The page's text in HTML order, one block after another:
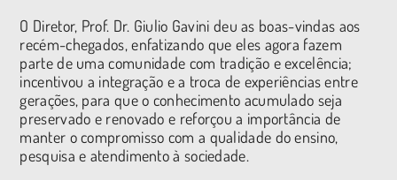
O Diretor, Prof. Dr. Giulio Gavini deu as boas-vindas aos
recém-chegados, enfatizando que eles agora fazem
parte de uma comunidade com tradição e excelência;
incentivou a integração e a troca de experiências entre
gerações, para que o conhecimento acumulado seja
preservado e renovado e reforçou a importância de
manter o compromisso com a qualidade do ensino,
pesquisa e atendimento à sociedade.